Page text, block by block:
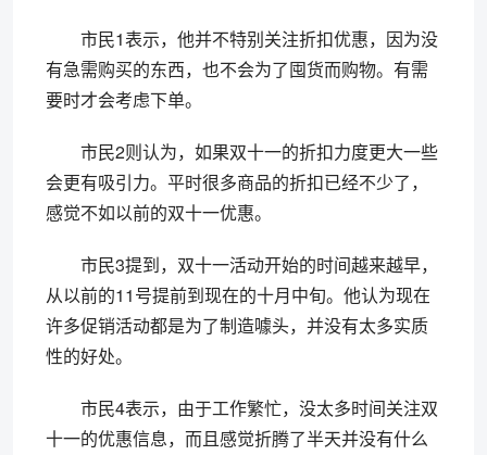
市民1表示，他并不特别关注折扣优惠，因为没
有急需购买的东西，也不会为了囤货而购物。有需
要时才会考虑下单。
市民2则认为，如果双十一的折扣力度更大一些
会更有吸引力。平时很多商品的折扣已经不少了，
感觉不如以前的双十一优惠。
市民3提到，双十一活动开始的时间越来越早，
从以前的11号提前到现在的十月中旬。他认为现在
许多促销活动都是为了制造噱头，并没有太多实质
性的好处。
市民4表示，由于工作繁忙，没太多时间关注双
十一的优惠信息，而且感觉折腾了半天并没有什么